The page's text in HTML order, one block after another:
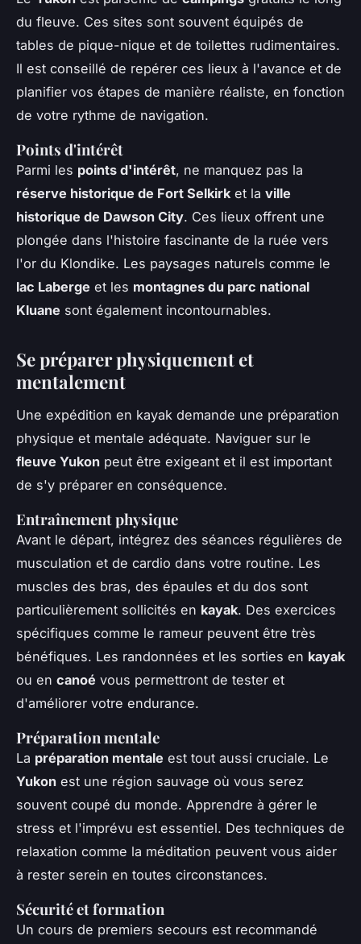
du fleuve. Ces sites sont souvent équipés de
tables de pique-nique et de toilettes rudimentaires.
Il est conseillé de repérer ces lieux à l'avance et de
planifier vos étapes de manière réaliste, en fonction
de votre rythme de navigation.
Points d'intérêt
Parmi les points d'intérêt, ne manquez pas la
réserve historique de Fort Selkirk et la ville
historique de Dawson City. Ces lieux offrent une
plongée dans l'histoire fascinante de la ruée vers
l'or du Klondike. Les paysages naturels comme le
lac Laberge et les montagnes du parc national
Kluane sont également incontournables.
Se préparer physiquement et
mentalement
Une expédition en kayak demande une préparation
physique et mentale adéquate. Naviguer sur le
fleuve Yukon peut être exigeant et il est important
de s'y préparer en conséquence.
Entraînement physique
Avant le départ, intégrez des séances régulières de
musculation et de cardio dans votre routine. Les
muscles des bras, des épaules et du dos sont
particulièrement sollicités en kayak. Des exercices
spécifiques comme le rameur peuvent être très
bénéfiques. Les randonnées et les sorties en kayak
ou en canoé vous permettront de tester et
d'améliorer votre endurance.
Préparation mentale
La préparation mentale est tout aussi cruciale. Le
Yukon est une région sauvage où vous serez
souvent coupé du monde. Apprendre à gérer le
stress et l'imprévu est essentiel. Des techniques de
relaxation comme la méditation peuvent vous aider
à rester serein en toutes circonstances.
Sécurité et formation
Un cours de premiers secours est recommandé